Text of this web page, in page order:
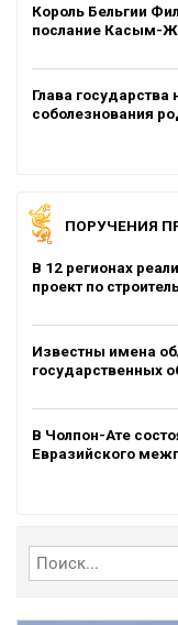
Король Бельгии
послание Касым-
Глава
соболезнования
ПОРУЧЕНИЯ
В 12 регионах
проект по
Известны имена
государственных
В Чолпон-Ате
Евразийского